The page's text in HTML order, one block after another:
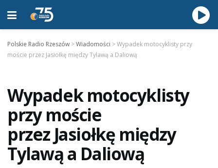
Polskie Radio Rzeszów >Wiadomości >Wypadek motocyklisty przy
moście przez Jasiołkę między Tylawą a Daliową
Wypadek motocyklisty
przy moście
przez Jasiołkę między
Tylawą a Daliową